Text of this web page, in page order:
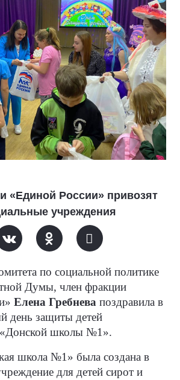
«Единой России» привозят
учреждения
по социальной политике
Думы, член фракции
Елена Гребнева поздравила в
день защиты детей
«Донской школы №1».
школа №1» была создана в
для детей сирот и